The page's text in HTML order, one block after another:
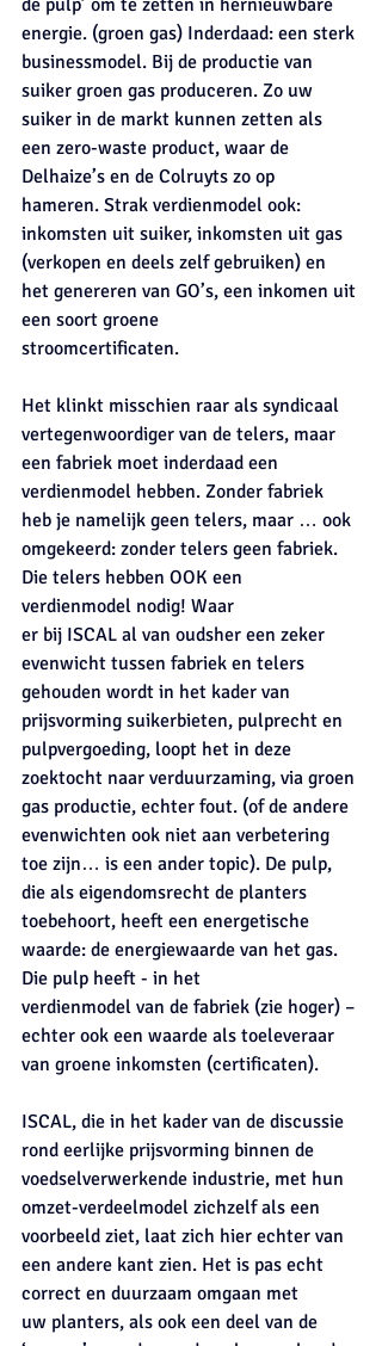
de pulp’ om te zetten in hernieuwbare
energie. (groen gas) Inderdaad: een sterk
businessmodel. Bij de productie van
suiker groen gas produceren. Zo uw
suiker in de markt kunnen zetten als
een zero-waste product, waar de
Delhaize’s en de Colruyts zo op
hameren. Strak verdienmodel ook:
inkomsten uit suiker, inkomsten uit gas
(verkopen en deels zelf gebruiken) en
het genereren van GO’s, een inkomen uit
een soort groene
stroomcertificaten.
Het klinkt misschien raar als syndicaal
vertegenwoordiger van de telers, maar
een fabriek moet inderdaad een
verdienmodel hebben. Zonder fabriek
heb je namelijk geen telers, maar … ook
omgekeerd: zonder telers geen fabriek.
Die telers hebben OOK een
verdienmodel nodig! Waar
er bij ISCAL al van oudsher een zeker
evenwicht tussen fabriek en telers
gehouden wordt in het kader van
prijsvorming suikerbieten, pulprecht en
pulpvergoeding, loopt het in deze
zoektocht naar verduurzaming, via groen
gas productie, echter fout. (of de andere
evenwichten ook niet aan verbetering
toe zijn… is een ander topic). De pulp,
die als eigendomsrecht de planters
toebehoort, heeft een energetische
waarde: de energiewaarde van het gas.
Die pulp heeft - in het
verdienmodel van de fabriek (zie hoger) –
echter ook een waarde als toeleveraar
van groene inkomsten (certificaten).
ISCAL, die in het kader van de discussie
rond eerlijke prijsvorming binnen de
voedselverwerkende industrie, met hun
omzet-verdeelmodel zichzelf als een
voorbeeld ziet, laat zich hier echter van
een andere kant zien. Het is pas echt
correct en duurzaam omgaan met
uw planters, als ook een deel van de